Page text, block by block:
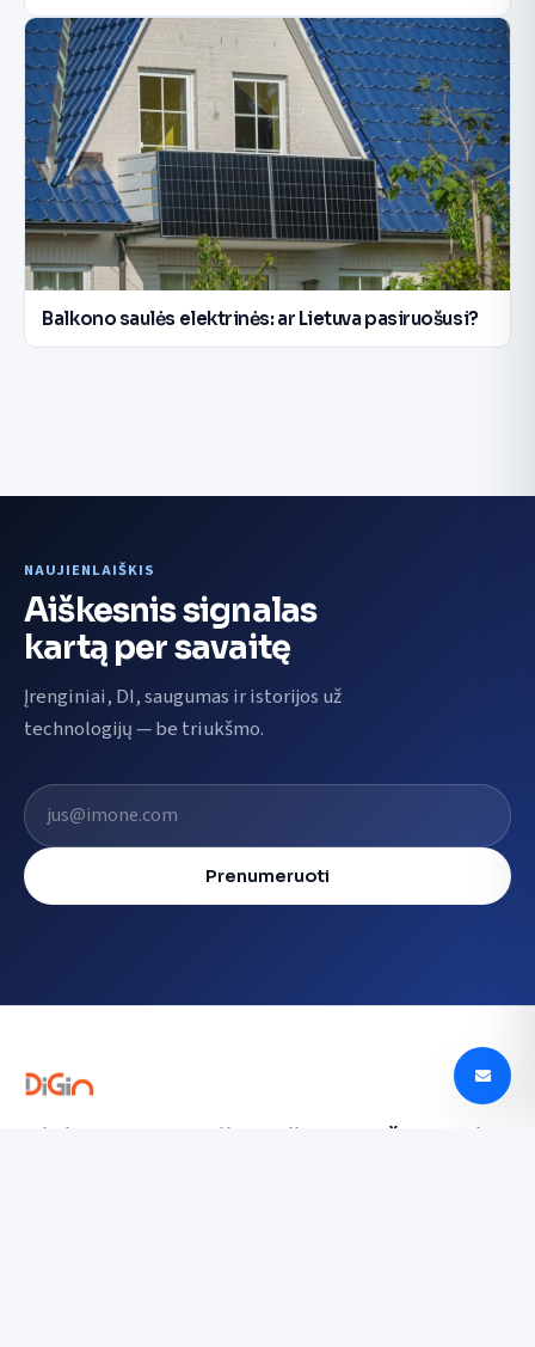
Balkono saulės elektrinės: ar Lietuva pasiruošusi?
NAUJIENLAIŠKIS
Aiškesnis signalas
kartą per savaitę
Įrenginiai, DI, saugumas ir istorijos už
technologijų — be triukšmo.
El. pašto adresas
Prenumeruoti
Digin - Technologijų naujienos, apžvalgos ir